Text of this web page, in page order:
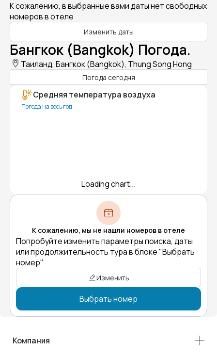
К сожалению, в выбранные вами даты нет свободных
номеров в отеле
Изменить даты
Бангкок (Bangkok) Погода.
Таиланд, Бангкок (Bangkok), Thung Song Hong
Погода сегодня
Средняя температура воздуха
Погода на весь год
Loading chart...
К сожалению, мы не нашли номеров в отеле
Попробуйте изменить параметры поиска, даты
или продолжительность тура в блоке "Выбрать
номер"
Изменить
Выбрать номер
Компания